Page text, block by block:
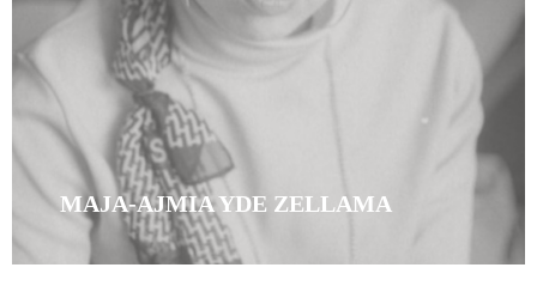
MAJA-AJMIA YDE ZELLAMA